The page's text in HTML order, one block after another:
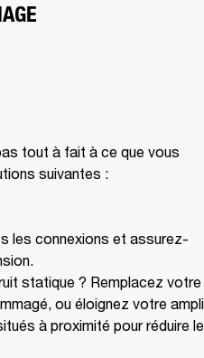
tout à fait à ce que vous
suivantes :
les connexions et assurez-
statique ? Remplacez votre
ou éloignez votre ampli
à proximité pour réduire